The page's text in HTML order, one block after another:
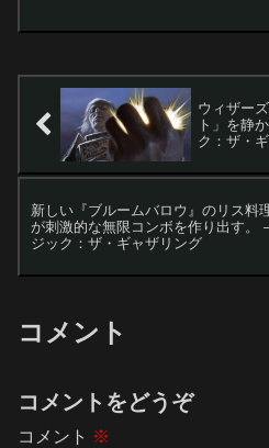
ウィザー
ト」を静
ク：ザ・
新しい『ブルームバロウ』のリス料
が刺激的な無限コンボを作り出す。
ジック：ザ・ギャザリング
コメント
コメントをどうぞ
コメント ※